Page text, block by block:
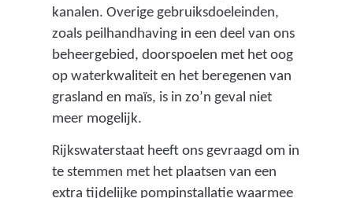
kanalen. Overige gebruiksdoeleinden,
zoals peilhandhaving in een deel van ons
beheergebied, doorspoelen met het oog
op waterkwaliteit en het beregenen van
grasland en maïs, is in zo’n geval niet
meer mogelijk.
Rijkswaterstaat heeft ons gevraagd om in
te stemmen met het plaatsen van een
extra tijdelijke pompinstallatie waarmee